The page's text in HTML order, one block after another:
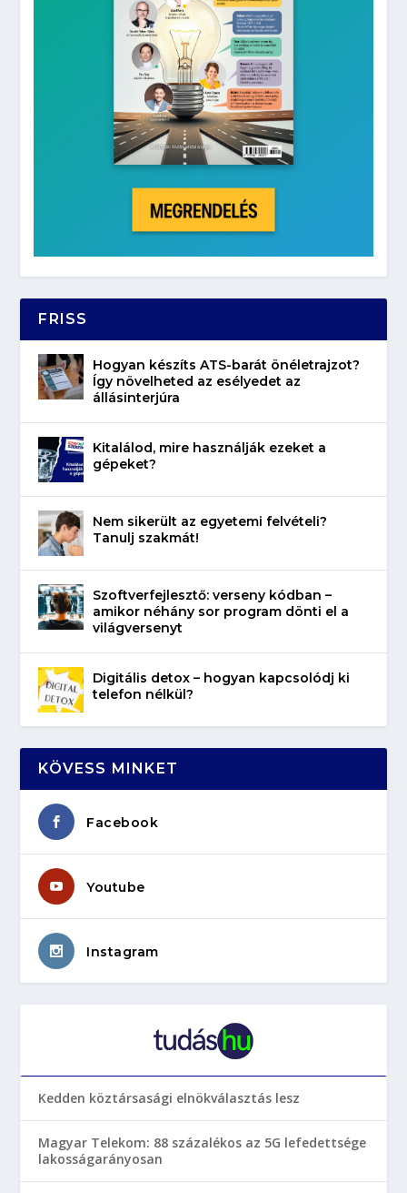
FRISS
Hogyan készíts ATS-barát önéletrajzot?
Így növelheted az esélyedet az
állásinterjúra
Kitalálod, mire használják ezeket a
gépeket?
Nem sikerült az egyetemi felvételi?
Tanulj szakmát!
Szoftverfejlesztő: verseny kódban –
amikor néhány sor program dönti el a
világversenyt
Digitális detox – hogyan kapcsolódj ki
telefon nélkül?
KÖVESS MINKET
Facebook
Youtube
Instagram
Kedden köztársasági elnökválasztás lesz
Magyar Telekom: 88 százalékos az 5G lefedettsége
lakosságarányosan